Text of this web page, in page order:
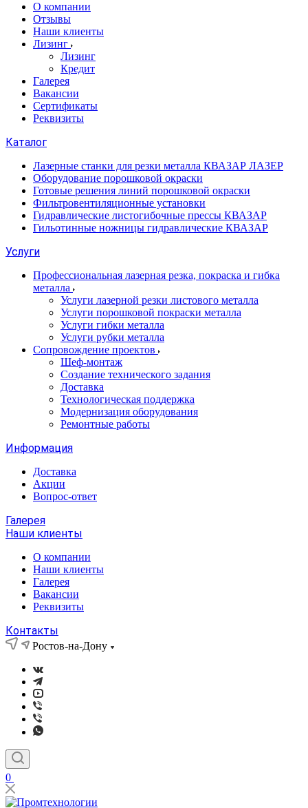
О компании
Отзывы
Наши клиенты
Лизинг
Лизинг
Кредит
Галерея
Вакансии
Сертификаты
Реквизиты
Каталог
Лазерные станки для резки металла КВАЗАР ЛАЗЕР
Оборудование порошковой окраски
Готовые решения линий порошковой окраски
Фильтровентиляционные установки
Гидравлические листогибочные прессы КВАЗАР
Гильотинные ножницы гидравлические КВАЗАР
Услуги
Профессиональная лазерная резка, покраска и гибка
металла
Услуги лазерной резки листового металла
Услуги порошковой покраски металла
Услуги гибки металла
Услуги рубки металла
Сопровождение проектов
Шеф-монтаж
Создание технического задания
Доставка
Технологическая поддержка
Модернизация оборудования
Ремонтные работы
Информация
Доставка
Акции
Вопрос-ответ
Галерея
Наши клиенты
О компании
Наши клиенты
Галерея
Вакансии
Реквизиты
Контакты
Ростов-на-Дону
0